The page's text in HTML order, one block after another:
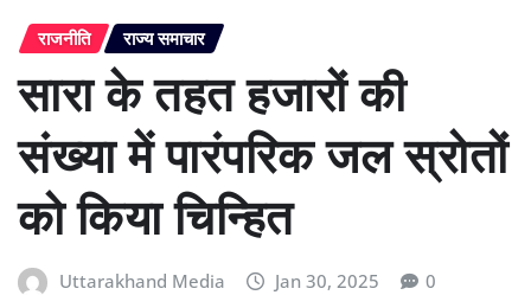
राजनीति राज्य समाचार
सारा के तहत हजारों की
संख्या में पारंपरिक जल स्रोतों
को किया चिन्हित
Uttarakhand Media Jan 30, 2025 0